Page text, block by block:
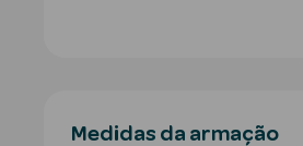
Medidas da armação